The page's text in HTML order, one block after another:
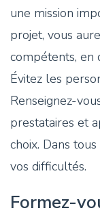
une mission
projet, vous
compétents, en
Évitez les
Renseignez-
prestataires et
choix. Dans
vos difficultés.
Formez-